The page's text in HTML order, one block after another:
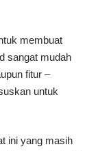
membuat
sangat mudah
fitur –
untuk
ini yang masih